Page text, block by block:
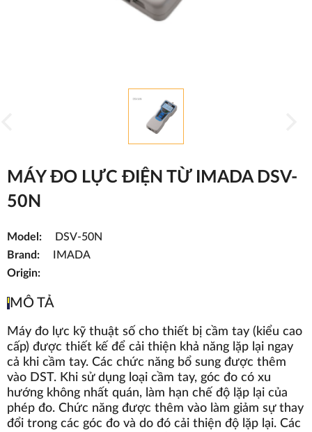
MÁY ĐO LỰC ĐIỆN TỪ IMADA DSV-
50N
Model:
DSV-50N
Brand:
IMADA
Origin:
MÔ TẢ
Máy đo lực kỹ thuật số cho thiết bị cầm tay (kiểu cao
cấp) được thiết kế để cải thiện khả năng lặp lại ngay
cả khi cầm tay. Các chức năng bổ sung được thêm
vào DST. Khi sử dụng loại cầm tay, góc đo có xu
hướng không nhất quán, làm hạn chế độ lặp lại của
phép đo. Chức năng được thêm vào làm giảm sự thay
đổi trong các góc đo và do đó cải thiện độ lặp lại. Các